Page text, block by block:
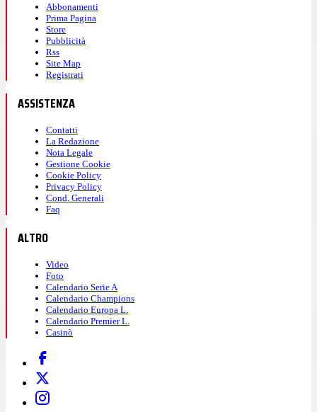
Abbonamenti
Prima Pagina
Store
Pubblicità
Rss
Site Map
Registrati
ASSISTENZA
Contatti
La Redazione
Nota Legale
Gestione Cookie
Cookie Policy
Privacy Policy
Cond. Generali
Faq
ALTRO
Video
Foto
Calendario Serie A
Calendario Champions
Calendario Europa L.
Calendario Premier L.
Casinò